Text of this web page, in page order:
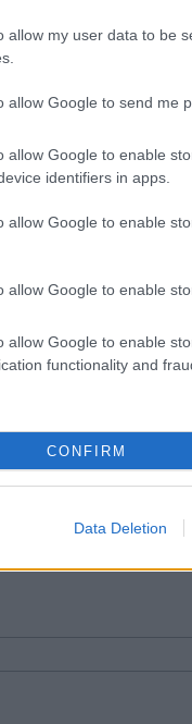
allow my user data to be
allow Google to send me
allow Google to enable
identifiers in apps.
allow Google to enable
allow Google to enable
allow Google to enable
functionality and
CONFIRM
Data Deletion
Prossimo
Invia un
e ricevi le nostre email